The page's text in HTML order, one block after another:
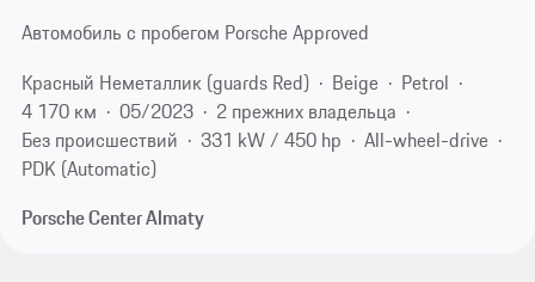
Автомобиль с пробегом Porsche Approved
Красный Неметаллик (guards Red)
Beige
Petrol
4 170 км
05/2023
2 прежних владельца
Без происшествий
331 kW / 450 hp
All-wheel-drive
PDK (Automatic)
Porsche Center Almaty